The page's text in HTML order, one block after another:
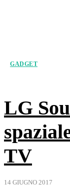
GADGET
LG
TV
14 GIUGNO 2017